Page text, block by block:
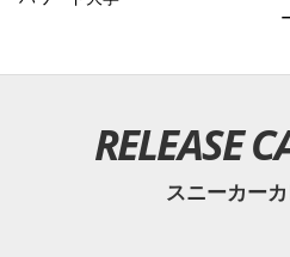
RELEASE
スニーカー